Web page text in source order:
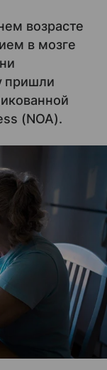
возрасте
в мозге
пришли
(NOA).